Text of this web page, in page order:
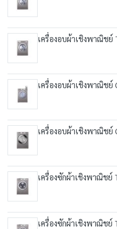
เครื่องอบผ้าเชิงพาณิชย์
เครื่องอบผ้าเชิงพาณิชย์
เครื่องอบผ้าเชิงพาณิชย์
เครื่องซักผ้าเชิงพาณิชย์
เครื่องซักผ้าเชิงพาณิชย์